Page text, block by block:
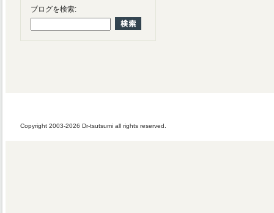
ブログを検索:
Copyright 2003-2026 Dr-tsutsumi all rights reserved.